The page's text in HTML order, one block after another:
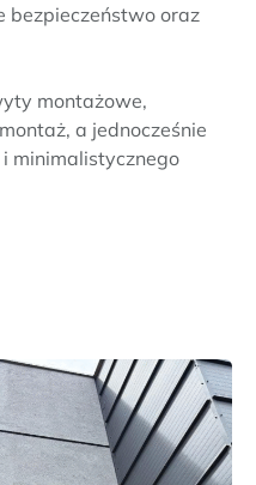
bezpieczeństwo oraz
montażowe,
a jednocześnie
minimalistycznego